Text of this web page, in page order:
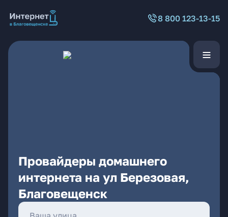
8 800 123-13-15
Провайдеры домашнего
интернета на ул Березовая,
Благовещенск